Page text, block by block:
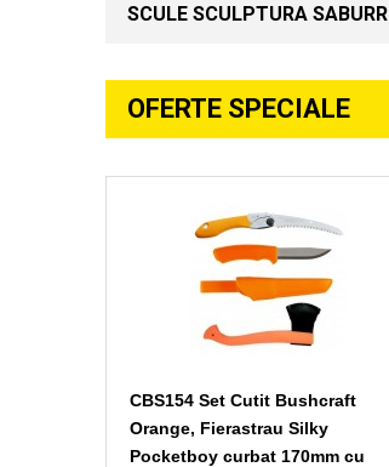
SCULE SCULPTURA SABURR
OFERTE SPECIALE
CBS154 Set Cutit Bushcraft
Orange, Fierastrau Silky
Pocketboy curbat 170mm cu